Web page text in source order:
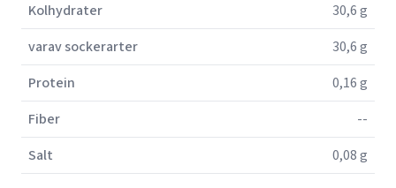
Kolhydrater
30,6 g
varav sockerarter
30,6 g
Protein
0,16 g
Fiber
--
Salt
0,08 g